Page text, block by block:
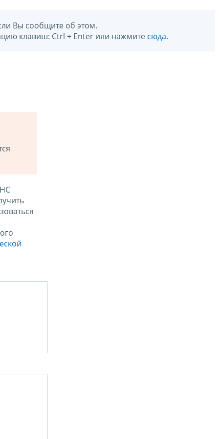
Вы сообщите об этом.
клавиш: Ctrl + Enter или нажмите сюда.